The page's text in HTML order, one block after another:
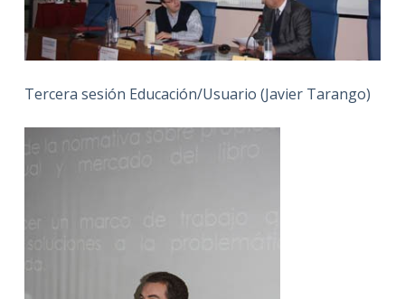
Tercera sesión Educación/Usuario (Javier Tarango)